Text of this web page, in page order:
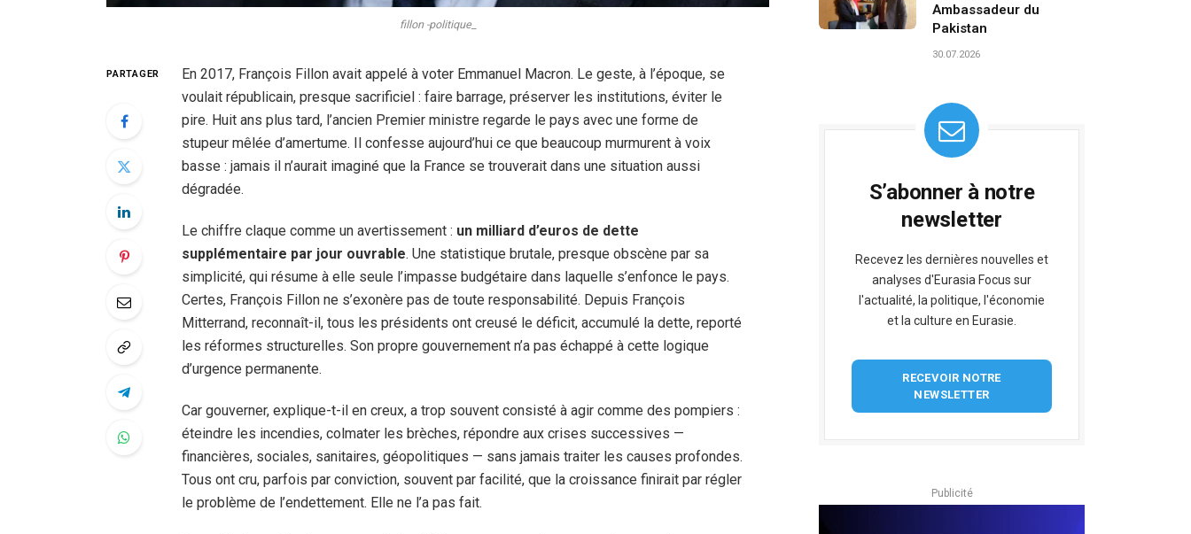
fillon -politique_
PARTAGER
En 2017, François Fillon avait appelé à voter Emmanuel Macron. Le geste, à l’époque, se
voulait républicain, presque sacrificiel : faire barrage, préserver les institutions, éviter le
pire. Huit ans plus tard, l’ancien Premier ministre regarde le pays avec une forme de
stupeur mêlée d’amertume. Il confesse aujourd’hui ce que beaucoup murmurent à voix
basse : jamais il n’aurait imaginé que la France se trouverait dans une situation aussi
dégradée.
Le chiffre claque comme un avertissement : un milliard d’euros de dette
supplémentaire par jour ouvrable. Une statistique brutale, presque obscène par sa
simplicité, qui résume à elle seule l’impasse budgétaire dans laquelle s’enfonce le pays.
Certes, François Fillon ne s’exonère pas de toute responsabilité. Depuis François
Mitterrand, reconnaît-il, tous les présidents ont creusé le déficit, accumulé la dette, reporté
les réformes structurelles. Son propre gouvernement n’a pas échappé à cette logique
d’urgence permanente.
Car gouverner, explique-t-il en creux, a trop souvent consisté à agir comme des pompiers :
éteindre les incendies, colmater les brèches, répondre aux crises successives —
financières, sociales, sanitaires, géopolitiques — sans jamais traiter les causes profondes.
Tous ont cru, parfois par conviction, souvent par facilité, que la croissance finirait par régler
le problème de l’endettement. Elle ne l’a pas fait.
Ambassadeur du
Pakistan
30.07.2026
S’abonner à notre
newsletter
Recevez les dernières nouvelles et
analyses d'Eurasia Focus sur
l'actualité, la politique, l'économie
et la culture en Eurasie.
RECEVOIR NOTRE
NEWSLETTER
Publicité